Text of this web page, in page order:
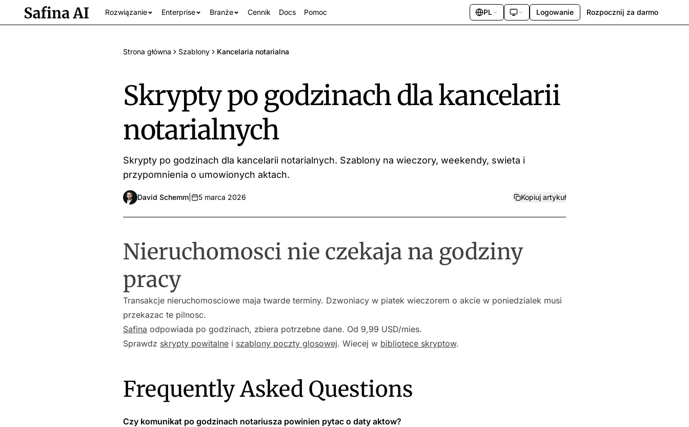
Rozwiązanie Enterprise Branże
Wszystkie branże
Cennik Docs Pomoc PL Logowanie Rozpocznij za darmo
Strona główna Szablony Kancelaria notarialna
Skrypty po godzinach dla kancelarii
notarialnych
Skrypty po godzinach dla kancelarii notarialnych. Szablony na wieczory, weekendy, swieta i
przypomnienia o umowionych aktach.
David Schemm 5 marca 2026 Kopiuj artykuł
Nieruchomosci nie czekaja na godziny
pracy
Transakcje nieruchomosciowe maja twarde terminy. Dzwoniacy w piatek wieczorem o akcie w poniedzialek musi
przekazac te pilnosc.
Safina odpowiada po godzinach, zbiera potrzebne dane. Od 9,99 USD/mies.
Sprawdz skrypty powitalne i szablony poczty glosowej. Wiecej w bibliotece skryptow.
Frequently Asked Questions
Czy komunikat po godzinach notariusza powinien pytac o daty aktow?